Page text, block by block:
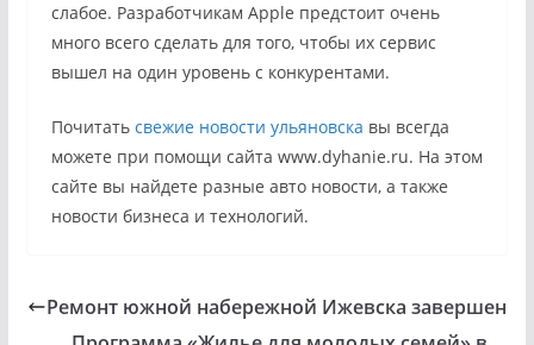
слабое. Разработчикам Apple предстоит очень
много всего сделать для того, чтобы их сервис
вышел на один уровень с конкурентами.
Почитать свежие новости ульяновска вы всегда
можете при помощи сайта www.dyhanie.ru. На этом
сайте вы найдете разные авто новости, а также
новости бизнеса и технологий.
Ремонт южной набережной Ижевска завершен